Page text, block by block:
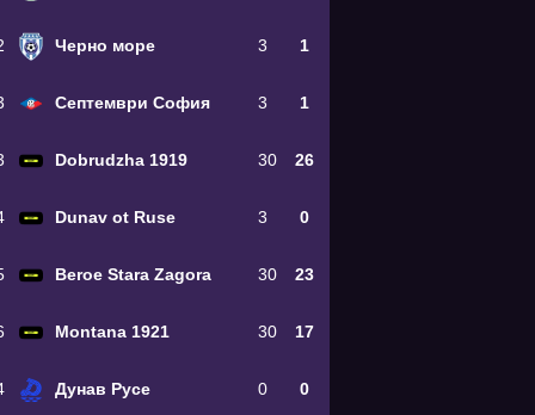
Черно море 3 1
Септември София 3 1
Dobrudzha 1919 30 26
Dunav ot Ruse 3 0
Beroe Stara Zagora 30 23
Montana 1921 30 17
Дунав Русе 0 0